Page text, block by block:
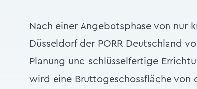
Nach einer Angebotsphase von nur
Düsseldorf der PORR Deutschland
Planung und schlüsselfertige
wird eine Bruttogeschossfläche von